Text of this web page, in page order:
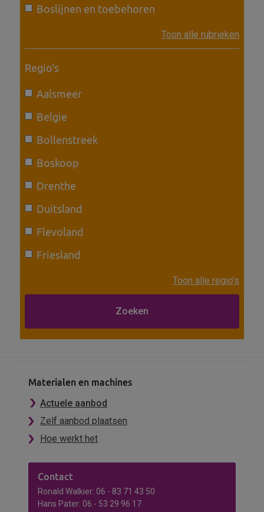
Boslijnen en toebehoren
Toon alle rubrieken
Regio's
Aalsmeer
Belgie
Bollenstreek
Boskoop
Drenthe
Duitsland
Flevoland
Friesland
Toon alle regio's
Materialen en machines
Actuele aanbod
Zelf aanbod plaatsen
Hoe werkt het
Contact
Ronald Walkier: 06 - 83 71 43 50
Hans Pater: 06 - 53 29 96 17